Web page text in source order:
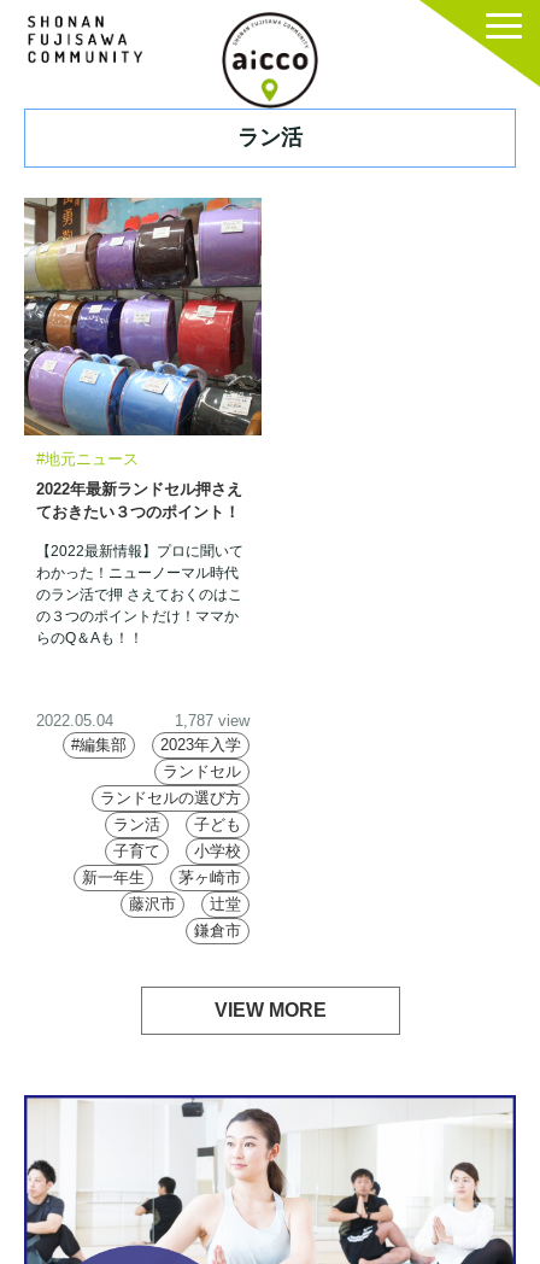
ラン活
#地元ニュース
2022年最新ランドセル押さえ
ておきたい３つのポイント！
【2022最新情報】プロに聞いて
わかった！ニューノーマル時代
のラン活で押 さえておくのはこ
の３つのポイントだけ！ママか
らのQ＆Aも！！
2022.05.04
1,787 view
#編集部
2023年入学
ランドセル
ランドセルの選び方
ラン活
子ども
子育て
小学校
新一年生
茅ヶ崎市
藤沢市
辻堂
鎌倉市
VIEW MORE